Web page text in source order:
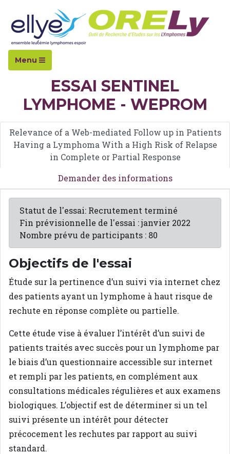
Menu
Accueil
ESSAI SENTINEL
LYMPHOME - WEPROM
Relevance of a Web-mediated Follow up in Patients
Having a Lymphoma With a High Risk of Relapse
in Complete or Partial Response
Demander des informations
Statut de l'essai: Recrutement terminé
Fin prévisionnelle de l'essai : janvier 2022
Nombre prévu de participants : 80
Objectifs de l'essai
Étude sur la pertinence d’un suivi via internet chez
des patients ayant un lymphome à haut risque de
rechute en réponse complète ou partielle.
Cette étude vise à évaluer l’intérêt d’un suivi de
patients traités avec succès pour un lymphome par
le biais d’un questionnaire accessible sur internet
et rempli par les patients, en complément aux
consultations médicales régulières et aux examens
biologiques. L’objectif est de déterminer si un tel
suivi présente un intérêt pour détecter
précocement les rechutes par rapport au suivi
standard.